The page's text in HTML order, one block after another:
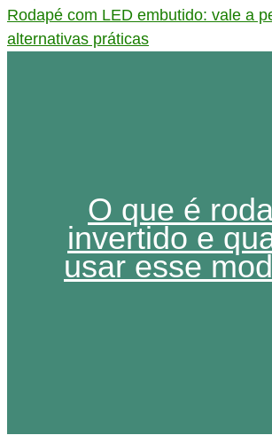
Rodapé com LED embutido: vale a
alternativas práticas
O que é
invertido e
usar esse